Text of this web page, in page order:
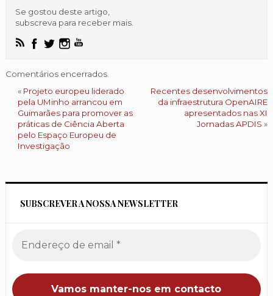
Se gostou deste artigo,
subscreva para receber mais.
Comentários encerrados.
« Projeto europeu liderado
pela UMinho arrancou em
Guimarães para promover as
práticas de Ciência Aberta
pelo Espaço Europeu de
Investigação
Recentes desenvolvimentos
da infraestrutura OpenAIRE
apresentados nas XI
Jornadas APDIS »
SUBSCREVER A NOSSA NEWSLETTER